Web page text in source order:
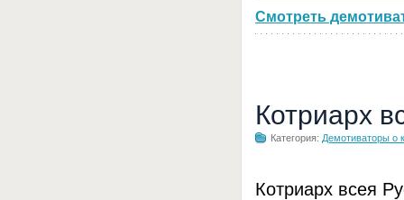
Смотреть
Котриарх
Категория: Демотиваторы о
Котриарх всея